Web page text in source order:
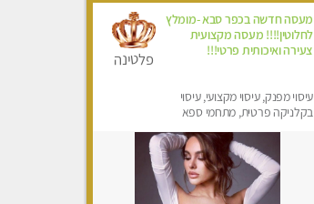
מעסה חדשה בכפר סבא -מומלץ
לחלוטין!!!! מעסה מקצועית
צעירה ואיכותית פרטי!!!
עיסוי מפנק, עיסוי מקצועי, עיסוי
בקלניקה פרטית, מתחמי ספא
פלטינה